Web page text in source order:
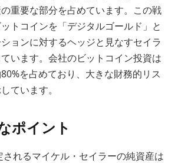
重要な部分を占めています。この戦
トコインを「デジタルゴールド」と
ョンに対するヘッジと見なすセイラ
います。会社のビットコイン投資は
を占めており、大きな財務的リス
ています。
ポイント
れるマイケル・セイラーの純資産は